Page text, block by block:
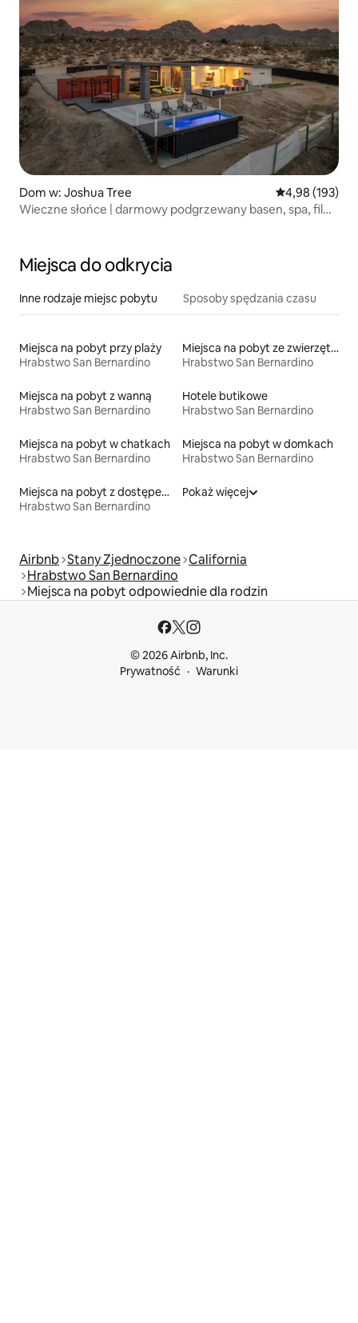
Dom w: Joshua Tree Średnia
4,98 (193)
Wieczne słońce | darmowy podgrzewany basen, spa, film
Miejsca do odkrycia
Inne rodzaje miejsc pobytu Sposoby spędzania czasu
Miejsca na pobyt przy plaży
Hrabstwo San Bernardino
Miejsca na pobyt ze zwierzętami
Hrabstwo San Bernardino
Miejsca na pobyt z wanną
Hrabstwo San Bernardino
Hotele butikowe
Hrabstwo San Bernardino
Miejsca na pobyt w chatkach
Hrabstwo San Bernardino
Miejsca na pobyt w domkach
Hrabstwo San Bernardino
Miejsca na pobyt z dostępem do jeziora
Hrabstwo San Bernardino
Pokaż więcej
Airbnb Stany Zjednoczone California
Hrabstwo San Bernardino
Miejsca na pobyt odpowiednie dla rodzin
© 2026 Airbnb, Inc.
Prywatność
Warunki